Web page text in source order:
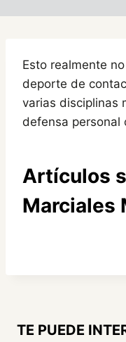
Esto realmente
deporte de
varias disciplinas
defensa personal
Artículos
Marciales
TE PUEDE